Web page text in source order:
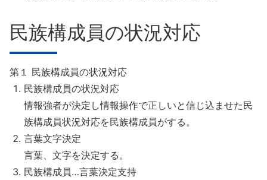
民族構成員の状況対応
第１ 民族構成員の状況対応
民族構成員の状況対応
情報強者が決定し情報操作で正しいと信じ込ませた民
族構成員状況対応を民族構成員がする。
言葉文字決定
言葉、文字を決定する。
民族構成員…言葉決定支持